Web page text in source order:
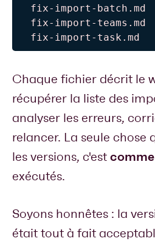
fix-import-batch.md
fix-import-teams.md
fix-import-task.md
Chaque fichier décrit le
récupérer la liste des
analyser les erreurs,
relancer. La seule chose
les versions, c'est
exécutés.
Soyons honnêtes : la
était tout à fait